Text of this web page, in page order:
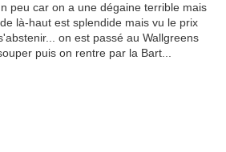
peu car on a une dégaine terrible mais
là-haut est splendide mais vu le prix
on est passé au Wallgreens
puis on rentre par la Bart...